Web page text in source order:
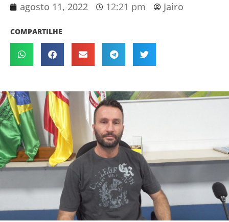
agosto 11, 2022 12:21 pm Jairo
COMPARTILHE